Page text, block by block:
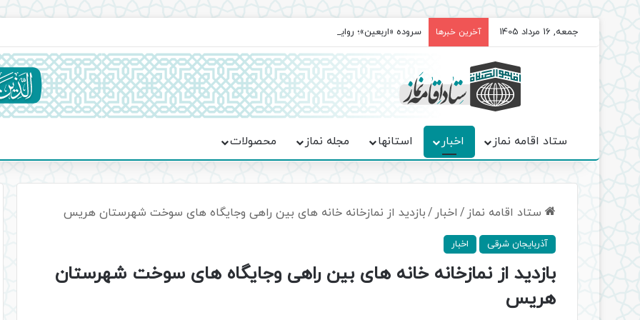
جمعه, 16 مرداد 1405 آخرین خبرها سروده‌ «اربعین»؛ روایت حماسه، استقامت و تمدن‌سازی امت اسلامی
ستاد اقامه نماز اخبار استانها مجله نماز محصولات
ستاد اقامه نماز / اخبار /بازدید از نمازخانه خانه های بین راهی وجایگاه های سوخت شهرستان هریس
آذربایجان شرقی اخبار
بازدید از نمازخانه خانه های بین راهی وجایگاه های سوخت شهرستان
هریس